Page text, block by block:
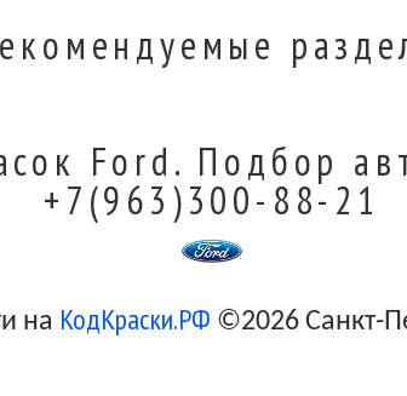
Ford. Подбор
+7(963)300-88-21
на КодКраски.РФ ©2026 Санкт-